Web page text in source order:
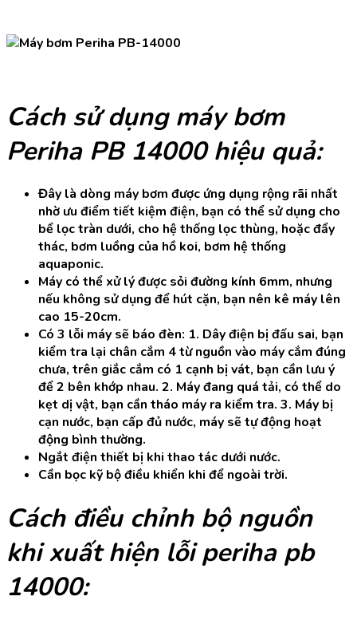
Cách sử dụng máy bơm
Periha PB 14000 hiệu quả:
Đây là dòng máy bơm được ứng dụng rộng rãi nhất
nhờ ưu điểm tiết kiệm điện, bạn có thể sử dụng cho
bể lọc tràn dưới, cho hệ thống lọc thùng, hoặc đẩy
thác, bơm luồng của hồ koi, bơm hệ thống
aquaponic.
Máy có thể xử lý được sỏi đường kính 6mm, nhưng
nếu không sử dụng để hút cặn, bạn nên kê máy lên
cao 15-20cm.
Có 3 lỗi máy sẽ báo đèn: 1. Dây điện bị đấu sai, bạn
kiểm tra lại chân cắm 4 từ nguồn vào máy cắm đúng
chưa, trên giắc cắm có 1 cạnh bị vát, bạn cần lưu ý
để 2 bên khớp nhau. 2. Máy đang quá tải, có thể do
kẹt dị vật, bạn cần tháo máy ra kiểm tra. 3. Máy bị
cạn nước, bạn cấp đủ nước, máy sẽ tự động hoạt
động bình thường.
Ngắt điện thiết bị khi thao tác dưới nước.
Cần bọc kỹ bộ điều khiển khi để ngoài trời.
Cách điều chỉnh bộ nguồn
khi xuất hiện lỗi periha pb
14000: